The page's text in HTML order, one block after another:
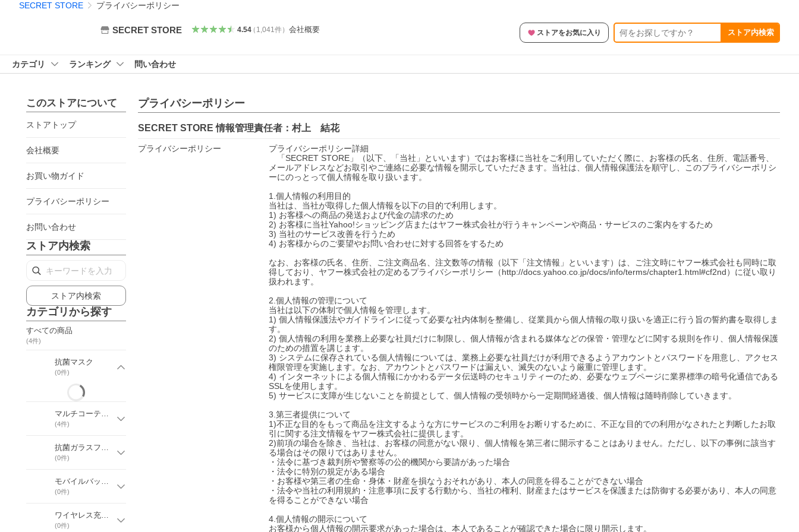
SECRET STORE プライバシーポリシー
SECRET STORE 4.54（ 1,041 件） 会社概要 ストアをお気に入り ストア内検索
カテゴリ ランキング 問い合わせ
このストアについて
ストアトップ
会社概要
お買い物ガイド
プライバシーポリシー
お問い合わせ
ストア内検索
ストア内検索
カテゴリから探す
すべての商品
(4件)
抗菌マスク
(0件)
マルチコーティング除菌剤
(4件)
抗菌ガラスフィルム for iphone
(0件)
モバイルバッテリー
(0件)
ワイヤレス充電器
(0件)
プライバシーポリシー
SECRET STORE 情報管理責任者： 村上 結花
プライバシーポリシー
プライバシーポリシー詳細
「SECRET STORE」（以下、「当社」といいます）ではお客様に当社をご利用していただく際に、お客様の氏名、住所、電話番号、
メールアドレスなどお取引やご連絡に必要な情報を開示していただきます。当社は、個人情報保護法を順守し、このプライバシーポリシ
ーにのっとって個人情報を取り扱います。
1.個人情報の利用目的
当社は、当社が取得した個人情報を以下の目的で利用します。
1) お客様への商品の発送および代金の請求のため
2) お客様に当社Yahoo!ショッピング店またはヤフー株式会社が行うキャンペーンや商品・サービスのご案内をするため
3) 当社のサービス改善を行うため
4) お客様からのご要望やお問い合わせに対する回答をするため
なお、お客様の氏名、住所、ご注文商品名、注文数等の情報（以下「注文情報」といいます）は、ご注文時にヤフー株式会社も同時に取
得しており、ヤフー株式会社の定めるプライバシーポリシー（http://docs.yahoo.co.jp/docs/info/terms/chapter1.html#cf2nd）に従い取り
扱われます。
2.個人情報の管理について
当社は以下の体制で個人情報を管理します。
1) 個人情報保護法やガイドラインに従って必要な社内体制を整備し、従業員から個人情報の取り扱いを適正に行う旨の誓約書を取得しま
す。
2) 個人情報の利用を業務上必要な社員だけに制限し、個人情報が含まれる媒体などの保管・管理などに関する規則を作り、個人情報保護
のための措置を講じます。
3) システムに保存されている個人情報については、業務上必要な社員だけが利用できるようアカウントとパスワードを用意し、アクセス
権限管理を実施します。なお、アカウントとパスワードは漏えい、滅失のないよう厳重に管理します。
4) インターネットによる個人情報にかかわるデータ伝送時のセキュリティーのため、必要なウェブページに業界標準の暗号化通信である
SSLを使用します。
5) サービスに支障が生じないことを前提として、個人情報の受領時から一定期間経過後、個人情報は随時削除していきます。
3.第三者提供について
1)不正な目的をもって商品を注文するような方にサービスのご利用をお断りするために、不正な目的での利用がなされたと判断したお取
引に関する注文情報をヤフー株式会社に提供します。
2)前項の場合を除き、当社は、お客様の同意がない限り、個人情報を第三者に開示することはありません。ただし、以下の事例に該当す
る場合はその限りではありません。
・法令に基づき裁判所や警察等の公的機関から要請があった場合
・法令に特別の規定がある場合
・お客様や第三者の生命・身体・財産を損なうおそれがあり、本人の同意を得ることができない場合
・法令や当社の利用規約・注意事項に反する行動から、当社の権利、財産またはサービスを保護または防御する必要があり、本人の同意
を得ることができない場合
4.個人情報の開示について
お客様から個人情報の開示要求があった場合は、本人であることが確認できた場合に限り開示します。